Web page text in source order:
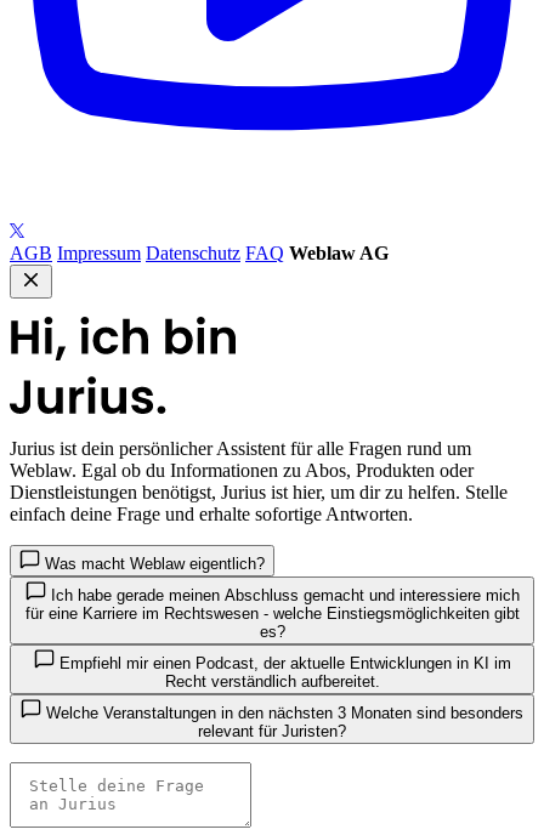
AGB Impressum Datenschutz FAQ Weblaw AG
Jurius ist dein persönlicher Assistent für alle Fragen rund um
Weblaw. Egal ob du Informationen zu Abos, Produkten oder
Dienstleistungen benötigst, Jurius ist hier, um dir zu helfen. Stelle
einfach deine Frage und erhalte sofortige Antworten.
Was macht Weblaw eigentlich?
Ich habe gerade meinen Abschluss gemacht und interessiere mich
für eine Karriere im Rechtswesen - welche Einstiegsmöglichkeiten gibt
es?
Empfiehl mir einen Podcast, der aktuelle Entwicklungen in KI im
Recht verständlich aufbereitet.
relevant für Juristen?